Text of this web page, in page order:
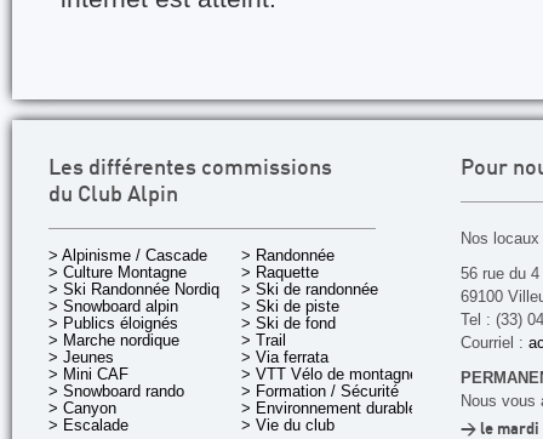
Les différentes commissions
du Club Alpin
> Alpinisme / Cascade
> Culture Montagne
> Ski Randonnée Nordique
> Snowboard alpin
> Publics éloignés
> Marche nordique
> Jeunes
> Mini CAF
> Snowboard rando
> Canyon
> Escalade
> Randonnée
> Raquette
> Ski de randonnée
> Ski de piste
> Ski de fond
> Trail
> Via ferrata
> VTT Vélo de montagne
> Formation / Sécurité
> Environnement durable
> Vie du club
Pour
Nos
56 rue du
69100
Tel : (33)
Courriel :
Nous vous
> le mardi